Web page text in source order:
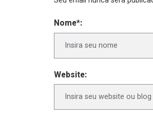
Nome*:
Website: